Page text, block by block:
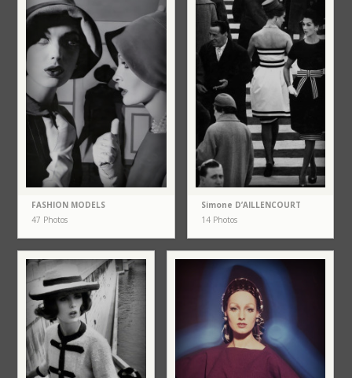
FASHION MODELS
47 Photos
Simone D’AILLENCOURT
14 Photos